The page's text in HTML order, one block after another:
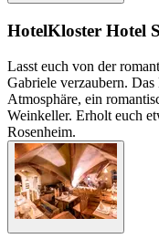
HotelKloster Hotel
Lasst euch von der
Gabriele verzaubern.
Atmosphäre, ein
Weinkeller. Erholt euch
Rosenheim.